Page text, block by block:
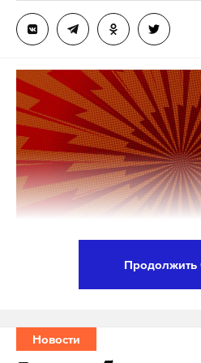
Об ограничениях в
«отсутствия у России
заинтересованности в
Подпишитесь на
работает там, где
А еще мы есть в
Макс
сообщил мэр города Сергей
Продолжить
Новости